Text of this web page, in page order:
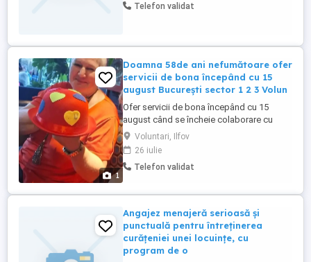
Telefon validat
1
Doamna 58de ani nefumătoare ofer
servicii de bona începând cu 15
august București sector 1 2 3 Volun
Ofer servicii de bona începând cu 15
august când se încheie colaborare cu
familia actualăPtr detalii contactați mă
Voluntari, Ilfov
26 iulie
Telefon validat
Angajez menajeră serioasă și
punctuală pentru întreținerea
curățeniei unei locuințe, cu
program de o